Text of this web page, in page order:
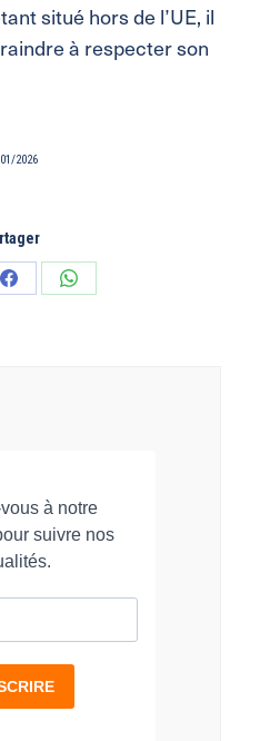
situé hors de l’UE, il
à respecter son
2026
PartagerPartager